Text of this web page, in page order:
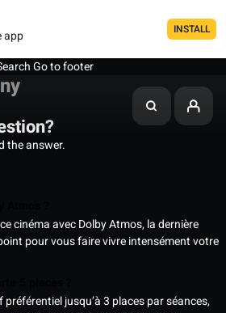
app
INSTALL
Go to footer
the answer.
cinéma avec Dolby Atmos, la dernière
pour vous faire vivre intensément votre
jusqu’à 3 places par séances,